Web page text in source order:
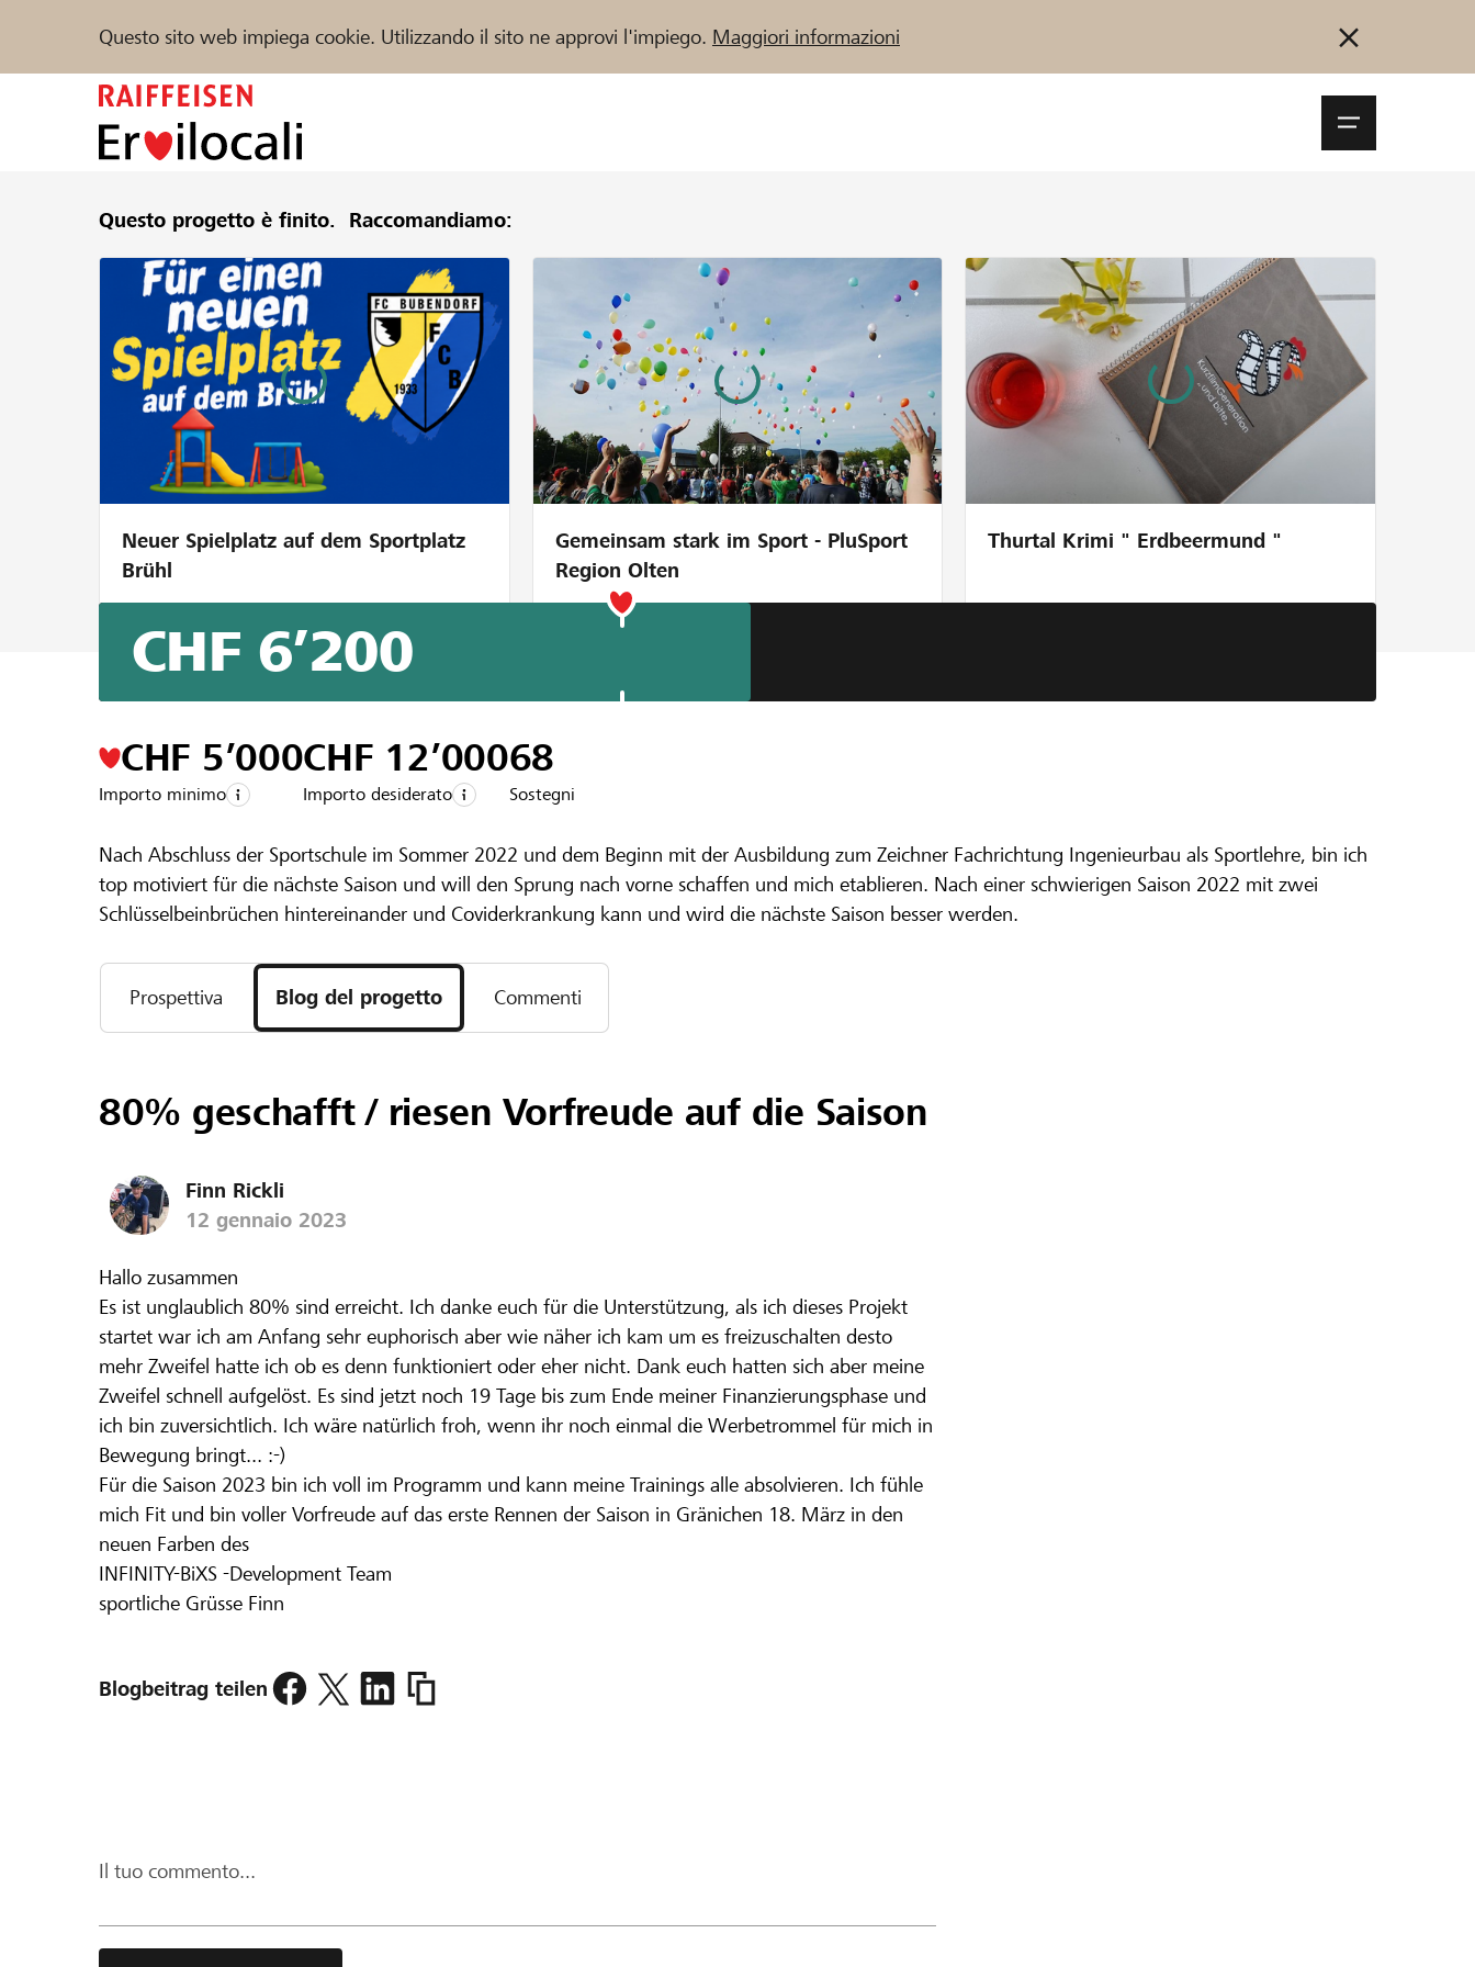
Questo sito web impiega cookie. Utilizzando il sito ne approvi l'impiego. Maggiori informazioni
Sostenere Aiuto & supporto Partner / Banche Raiffeisen
Trova progetti e organizzazioni Inizia ora
FR IT
Questo progetto è finito. Raccomandiamo:
Neuer Spielplatz auf dem Sportplatz
Brühl
Gemeinsam stark im Sport - PluSport
Region Olten
Thurtal Krimi " Erdbeermund "
Meine Mountainbike-Saison 2023
Un progetto della regione dellaRaiffeisenbank Aarau-Lenzburg
Nach Abschluss der Sportschule im Sommer 2022 und dem Beginn mit der Ausbildung zum Zeichner Fachrichtung Ingenieurbau als Sportlehre, bin ich
top motiviert für die nächste Saison und will den Sprung nach vorne schaffen und mich etablieren. Nach einer schwierigen Saison 2022 mit zwei
Schlüsselbeinbrüchen hintereinander und Coviderkrankung kann und wird die nächste Saison besser werden.
CHF 6’200
CHF 5’000
Importo minimo
CHF 12’000
Importo desiderato
68
Sostegni
Prospettiva Blog del progetto Commenti
80% geschafft / riesen Vorfreude auf die Saison
Finn Rickli
12 gennaio 2023
Hallo zusammen
Es ist unglaublich 80% sind erreicht. Ich danke euch für die Unterstützung, als ich dieses Projekt
startet war ich am Anfang sehr euphorisch aber wie näher ich kam um es freizuschalten desto
mehr Zweifel hatte ich ob es denn funktioniert oder eher nicht. Dank euch hatten sich aber meine
Zweifel schnell aufgelöst. Es sind jetzt noch 19 Tage bis zum Ende meiner Finanzierungsphase und
ich bin zuversichtlich. Ich wäre natürlich froh, wenn ihr noch einmal die Werbetrommel für mich in
Bewegung bringt... :-)
Für die Saison 2023 bin ich voll im Programm und kann meine Trainings alle absolvieren. Ich fühle
mich Fit und bin voller Vorfreude auf das erste Rennen der Saison in Gränichen 18. März in den
neuen Farben des
INFINITY-BiXS -Development Team
sportliche Grüsse Finn
Blogbeitrag teilen
https://www.lokalhelden.ch/it/fr2023/blog_progetto/beitrag/80-
geschafft-
Il tuo commento...